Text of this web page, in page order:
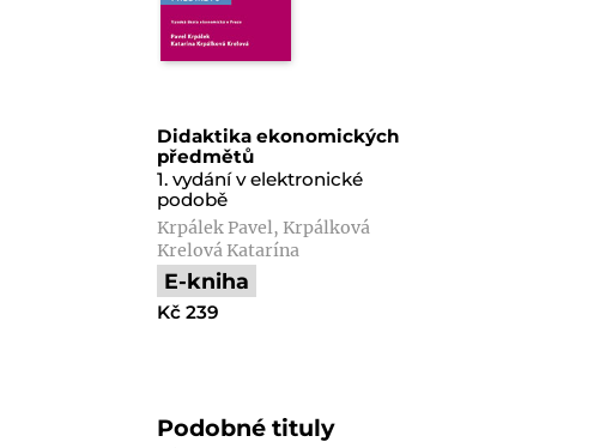
Didaktika ekonomických
předmětů
1. vydání v elektronické
podobě
Krpálek Pavel, Krpálková
Krelová Katarína
E-kniha
Kč 239
Podobné tituly